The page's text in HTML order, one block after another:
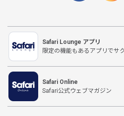
Safari Lounge アプリ
限定の機能もあるアプリでサ
Safari Online
Safari公式ウェブマガジン